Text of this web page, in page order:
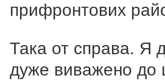
прифронтових
Така от справа. Я
дуже виважено до